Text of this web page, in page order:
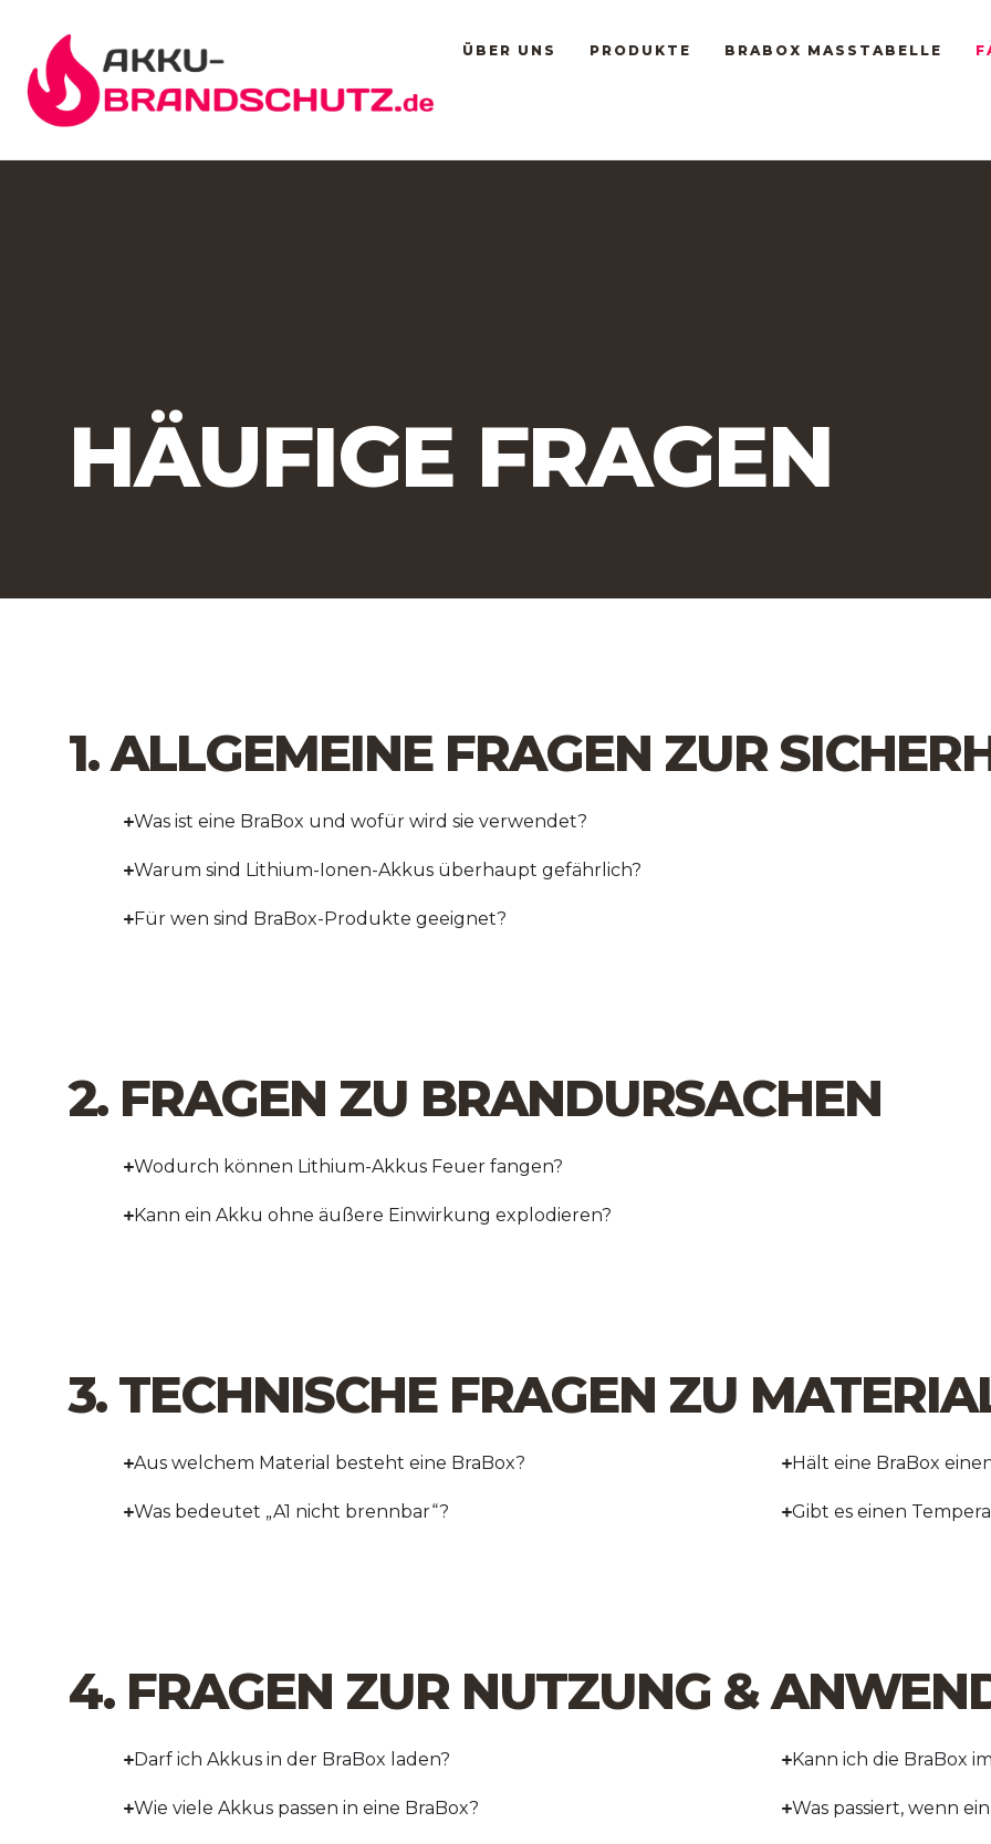
ÜBER UNS PRODUKTE BRABOX MASSTABELLE
HÄUFIGE FRAGEN
1. ALLGEMEINE FRAGEN ZUR
Was ist eine BraBox und wofür wird sie verwendet?
Warum sind Lithium-Ionen-Akkus überhaupt gefährlich?
Für wen sind BraBox-Produkte geeignet?
2. FRAGEN ZU BRANDURSACHEN
Wodurch können Lithium-Akkus Feuer fangen?
Kann ein Akku ohne äußere Einwirkung explodieren?
3. TECHNISCHE FRAGEN ZU
Aus welchem Material besteht eine BraBox?
Was bedeutet „A1 nicht brennbar“?
Hält eine BraBox
Gibt es einen
4. FRAGEN ZUR NUTZUNG &
Darf ich Akkus in der BraBox laden?
Wie viele Akkus passen in eine BraBox?
Kann ich die BraBox
Was passiert, wenn